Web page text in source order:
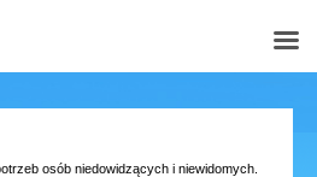
osób niedowidzących i niewidomych.